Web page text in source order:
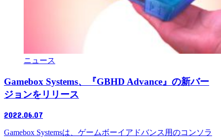
ニュース
Gamebox Systems、『GBHD Advance』の新バー
ジョンをリリース
2022.06.07
Gamebox Systemsは、ゲームボーイアドバンス用のコンソラ